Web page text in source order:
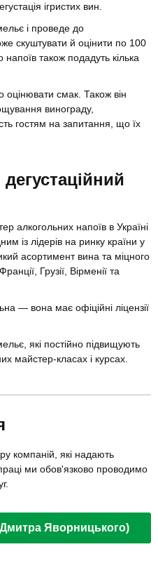
ігристих вин.
і проведе до
скуштувати й оцінити по 100
напоїв також подадуть кілька
смак. Також він
винограду,
гостям на запитання, що їх
алкогольних напоїв в Україні
із лідерів на ринку країни у
асортимент вина та міцного
Грузії, Вірменії та
— вона має офіційні ліцензії
які постійно підвищують
майстер-класах і курсах.
компаній, які надають
ми обов'язково проводимо
Яворницького)